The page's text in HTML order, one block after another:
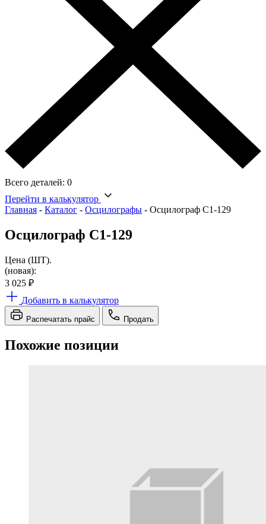
Всего деталей: 0
Перейти в калькулятор
Главная - Каталог - Осцилографы - Осцилограф С1-129
Осцилограф С1-129
Цена (ШТ).
(новая):
3 025 ₽
Добавить в калькулятор
Распечатать прайс Продать
Похожие позиции